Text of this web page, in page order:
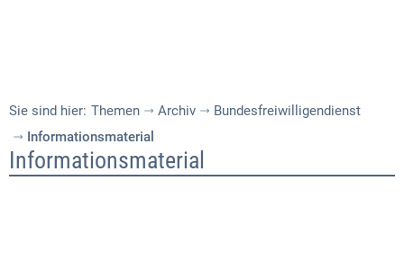
Sie sind hier: Themen Archiv
Bundesfreiwilligendienst
Informationsmaterial
Informationsmaterial
Informationsmaterial